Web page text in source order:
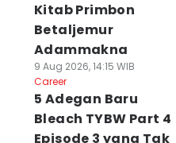
Kitab Primbon
Betaljemur
Adammakna
9 Aug 2026, 14:15 WIB
Career
5 Adegan Baru
Bleach TYBW Part 4
Episode 3 yang Tak